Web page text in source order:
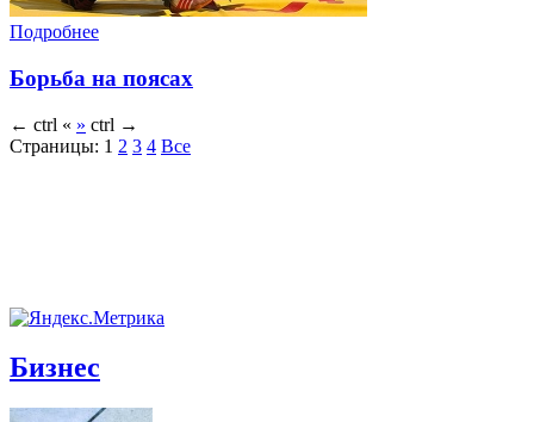
Подробнее
Борьба на поясах
← ctrl « » ctrl →
Страницы: 1 2 3 4 Все
Бизнес